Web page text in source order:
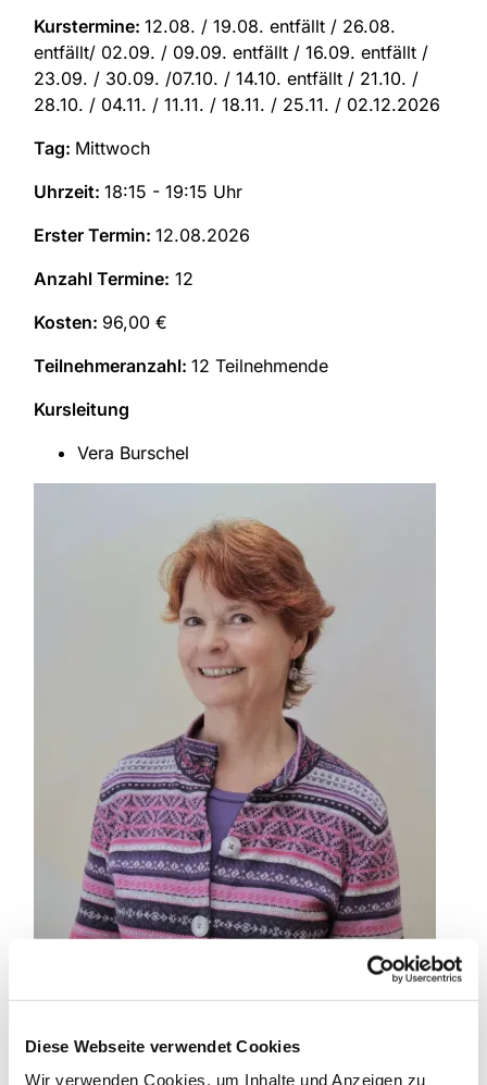
Diese Webseite verwendet Cookies
Wir verwenden Cookies, um Inhalte und Anzeigen zu
Kurstermine: 12.08. / 19.08. entfällt / 26.08.
entfällt/ 02.09. / 09.09. entfällt / 16.09. entfällt /
23.09. / 30.09. /07.10. / 14.10. entfällt / 21.10. /
28.10. / 04.11. / 11.11. / 18.11. / 25.11. / 02.12.2026
Tag: Mittwoch
Uhrzeit: 18:15 - 19:15 Uhr
Erster Termin: 12.08.2026
Anzahl Termine: 12
Kosten: 96,00 €
Teilnehmeranzahl: 12 Teilnehmende
Kursleitung
Vera Burschel
Die Anmeldung erfolgt über das Formular unter
diesem Text.